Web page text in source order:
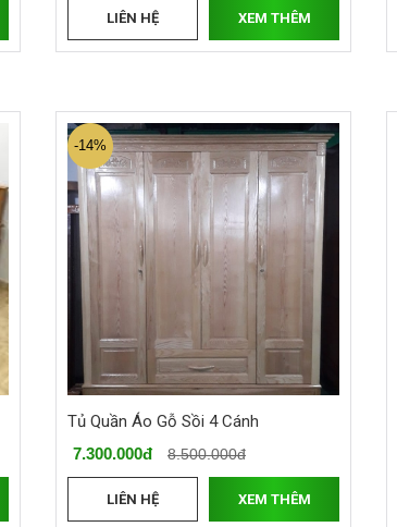
LIÊN HỆ XEM THÊM
Tủ Quần Áo Gỗ Sồi 4 Cánh
7.300.000đ 8.500.000đ
-14%
LIÊN HỆ XEM THÊM